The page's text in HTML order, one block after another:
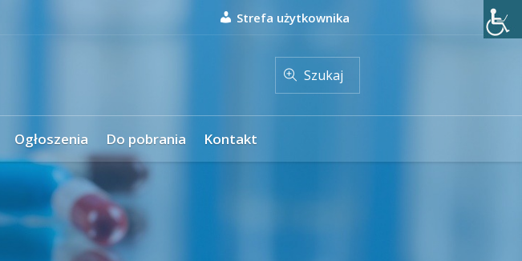
Strefa użytkownika
Szukaj
Ogłoszenia Do pobrania Kontakt